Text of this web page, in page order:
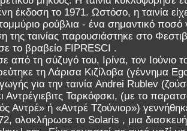
έκδοση το 1971. Ωστόσο, η ταινία
ρούβλια - ένα σημαντικό ποσό
της ταινίας παρουσιάστηκε στο
το βραβείο FIPRESCI .
από τη σύζυγό του, Ιρίνα, τον Ιούνιο
τη Λάρισα Κιζίλοβα (γέννημα
για την ταινία Andrei Rublev
Αντρέγιεβιτς Ταρκόφσκι, (με το
Αντρέ» ή «Αντρέ Τζούνιορ»)
ολοκλήρωσε το Solaris , μια